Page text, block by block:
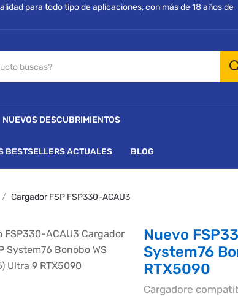
para todo tipo de aplicaciones, con más de 18 años de
NUEVOS DESCUBRIMIENTOS
BESTSELLERS ACTUALES BLOG
Cargador FSP FSP330-ACAU3
Nuevo
System76
RTX5090
Cargadore